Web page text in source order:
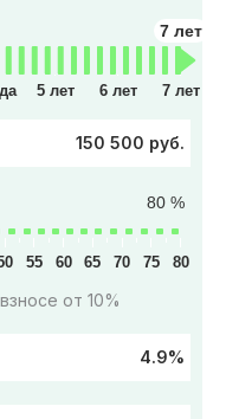
7 лет
5 лет 6 лет 7 лет
150 500 руб.
80 %
55 60 65 70 75 80
от 10%
4.9%